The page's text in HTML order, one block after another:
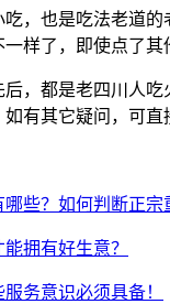
，也是吃法老道
样了，即使点了
，都是老四川人
有其它疑问，可直
些？如何判断正宗
拥有好生意？
务意识必须具备！